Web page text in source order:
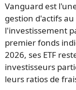
Vanguard est
gestion d'actifs
l'investissement
premier fonds
2026, ses ETF
investisseurs
leurs ratios de